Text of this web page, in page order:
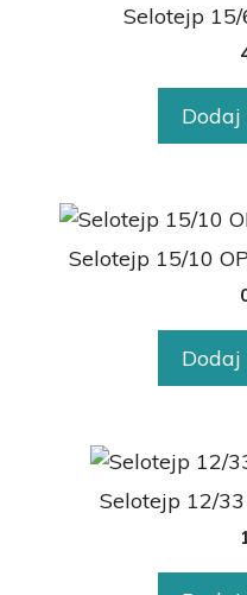
Selotejp
Selotejp 15/10
Selotejp 12/